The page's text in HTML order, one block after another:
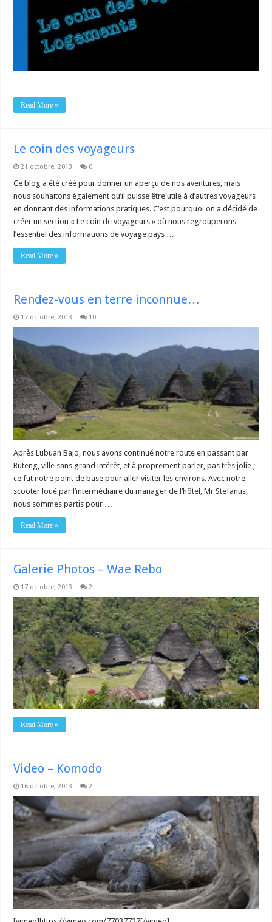
Read More »
Le coin des voyageurs
21 octobre, 2013 0
Ce blog a été créé pour donner un aperçu de nos aventures, mais
nous souhaitons également qu’il puisse être utile à d’autres voyageurs
en donnant des informations pratiques. C’est pourquoi on a décidé de
créer un section « Le coin de voyageurs » où nous regrouperons
l’essentiel des informations de voyage pays …
Read More »
Rendez-vous en terre inconnue…
17 octobre, 2013 10
Après Lubuan Bajo, nous avons continué notre route en passant par
Ruteng, ville sans grand intérêt, et à proprement parler, pas très jolie ;
ce fut notre point de base pour aller visiter les environs. Avec notre
scooter loué par l’intermédiaire du manager de l’hôtel, Mr Stefanus,
nous sommes partis pour …
Read More »
Galerie Photos – Wae Rebo
17 octobre, 2013 2
Read More »
Video – Komodo
16 octobre, 2013 2